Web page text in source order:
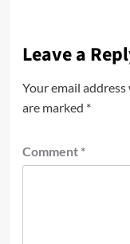
Leave a
Your email
are marked *
Comment *